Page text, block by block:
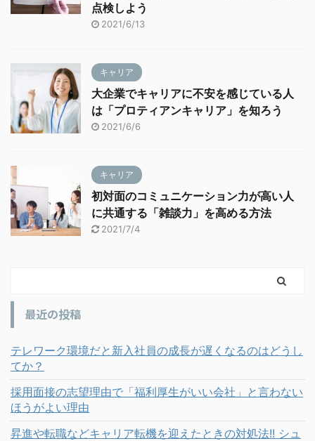
点検しよう
2021/6/13
キャリア
大企業でキャリアに不安を感じている人
は「プロティアンキャリア」を知ろう
2021/6/6
キャリア
初対面のコミュニケーション力が高い人
に共通する「雑談力」を高める方法
2021/7/4
最近の投稿
テレワーク環境だと新入社員の成長が遅くなるのはどうし
てか？
採用面接の志望理由で「福利厚生がいい会社」と言わない
ほうがよい理由
昇進や転職などキャリア転機を迎えたときの対処法!! シュ